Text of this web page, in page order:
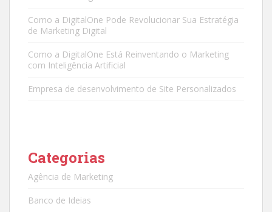
Como a DigitalOne Pode Revolucionar Sua Estratégia
de Marketing Digital
Como a DigitalOne Está Reinventando o Marketing
com Inteligência Artificial
Empresa de desenvolvimento de Site Personalizados
Categorias
Agência de Marketing
Banco de Ideias